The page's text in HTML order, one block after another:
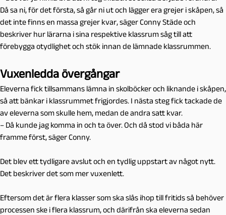
Då sa ni, för det första, så går ni ut och lägger era grejer i skåpen, så
det inte finns en massa grejer kvar, säger Conny Städe och
beskriver hur lärarna i sina respektive klassrum såg till att
förebygga otydlighet och stök innan de lämnade klassrummen.
Vuxenledda övergångar
Eleverna fick tillsammans lämna in skolböcker och liknande i skåpen,
så att bänkar i klassrummet frigjordes. I nästa steg fick tackade de
av eleverna som skulle hem, medan de andra satt kvar.
– Då kunde jag komma in och ta över. Och då stod vi båda här
framme först, säger Conny.
Det blev ett tydligare avslut och en tydlig uppstart av något nytt.
Det beskriver det som mer vuxenlett.
Eftersom det är flera klasser som ska slås ihop till fritids så behöver
processen ske i flera klassrum, och därifrån ska eleverna sedan